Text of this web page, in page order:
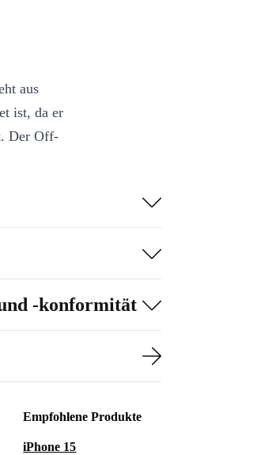
aus
ist, da er
Der Off-
und wir
HR-
Bereich.
an
-konformität
Empfohlene Produkte
iPhone 15